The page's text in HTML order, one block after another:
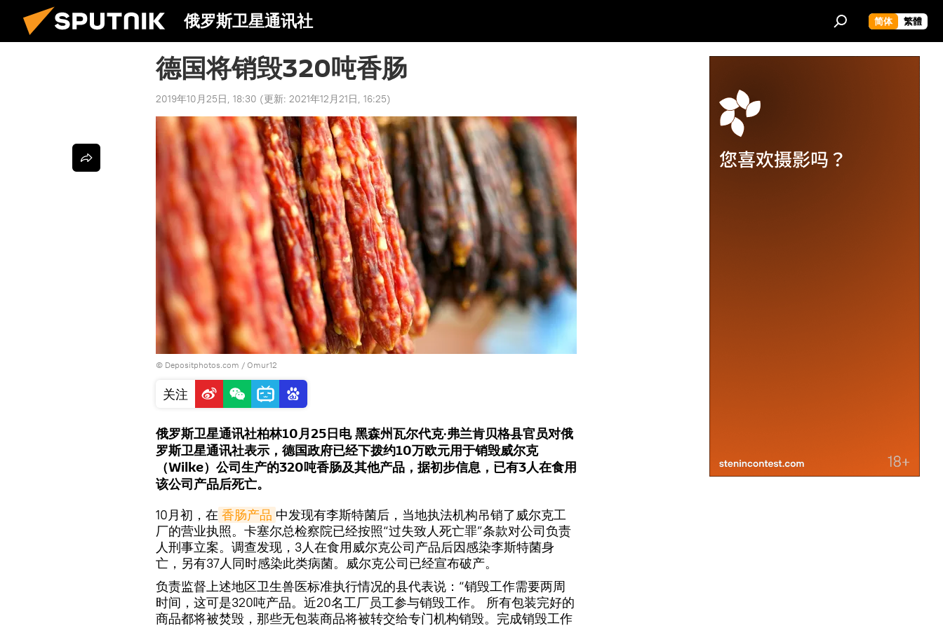
俄罗斯卫星通讯社 简体 繁體
德国将销毁320吨香肠
2019年10月25日, 18:30 (更新: 2021年12月21日, 16:25)
© Depositphotos.com / Omur12
关注
俄罗斯卫星通讯社柏林10月25日电 黑森州瓦尔代克·弗兰肯贝格县官员对俄
罗斯卫星通讯社表示，德国政府已经下拨约10万欧元用于销毁威尔克
（Wilke）公司生产的320吨香肠及其他产品，据初步信息，已有3人在食用
该公司产品后死亡。
10月初，在 香肠产品 中发现有李斯特菌后，当地执法机构吊销了威尔克工
厂的营业执照。卡塞尔总检察院已经按照“过失致人死亡罪”条款对公司负责
人刑事立案。调查发现，3人在食用威尔克公司产品后因感染李斯特菌身
亡，另有37人同时感染此类病菌。威尔克公司已经宣布破产。
负责监督上述地区卫生兽医标准执行情况的县代表说：“销毁工作需要两周
时间，这可是320吨产品。近20名工厂员工参与销毁工作。 所有包装完好的
商品都将被焚毁，那些无包装商品将被转交给专门机构销毁。完成销毁工作